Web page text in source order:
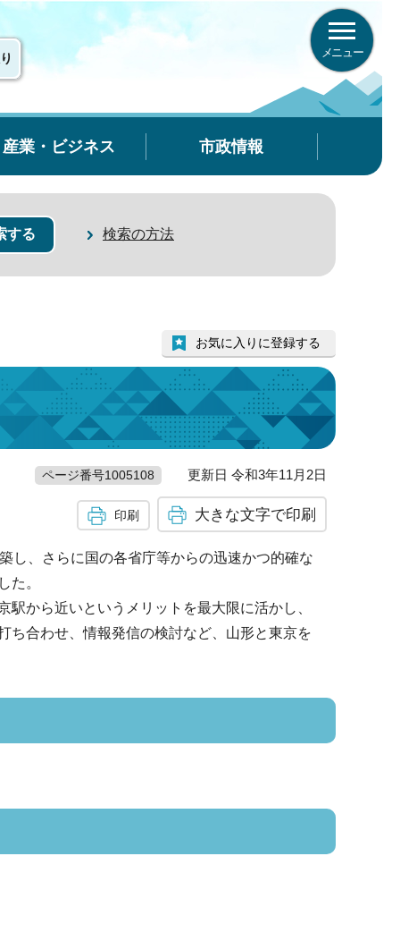
メニュー
産業・ビジネス 市政情報
検索の方法
お気に入りに登録する
ページ番号1005108 更新日 令和3年11月2日
印刷 大きな文字で印刷
し、さらに国の各省庁等からの迅速かつ的確な
た。
から近いというメリットを最大限に活かし、
ち合わせ、情報発信の検討など、山形と東京を